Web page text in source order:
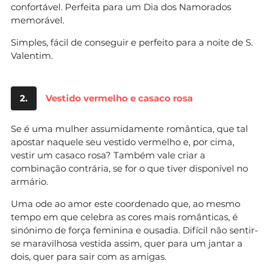
confortável. Perfeita para um Dia dos Namorados
memorável.
Simples, fácil de conseguir e perfeito para a noite de S.
Valentim.
2. Vestido vermelho e casaco rosa
Se é uma mulher assumidamente romântica, que tal
apostar naquele seu vestido vermelho e, por cima,
vestir um casaco rosa? Também vale criar a
combinação contrária, se for o que tiver disponível no
armário.
Uma ode ao amor este coordenado que, ao mesmo
tempo em que celebra as cores mais românticas, é
sinónimo de força feminina e ousadia. Difícil não sentir-
se maravilhosa vestida assim, quer para um jantar a
dois, quer para sair com as amigas.